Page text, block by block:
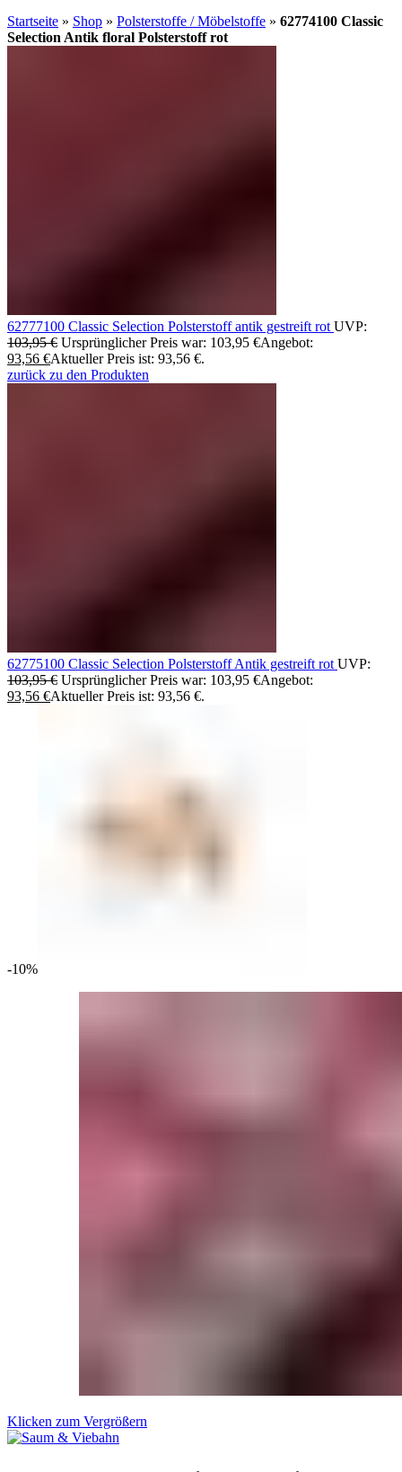
Startseite » Shop » Polsterstoffe / Möbelstoffe » 62774100 Classic
Selection Antik floral Polsterstoff rot
62777100 Classic Selection Polsterstoff antik gestreift rot UVP:
103,95€ Ursprünglicher Preis war: 103,95 €Angebot:
93,56 €Aktueller Preis ist: 93,56 €.
zurück zu den Produkten
62775100 Classic Selection Polsterstoff Antik gestreift rot UVP:
103,95€ Ursprünglicher Preis war: 103,95 €Angebot:
93,56 €Aktueller Preis ist: 93,56 €.
-10%
Klicken zum Vergrößern